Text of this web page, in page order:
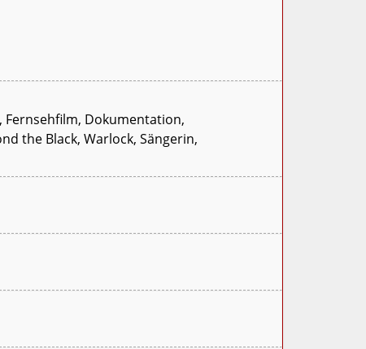
Fernsehfilm, Dokumentation,
the Black, Warlock, Sängerin,